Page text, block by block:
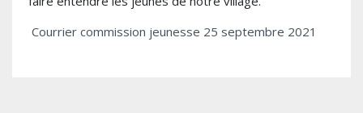
Courrier commission jeunesse 25 septembre 2021